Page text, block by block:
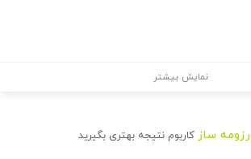
نمایش بیشتر
رزومه ساز کاربوم نتیجه بهتری بگیرید